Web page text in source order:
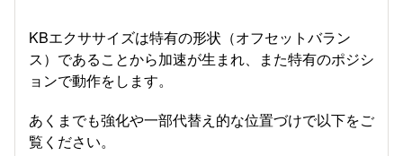
KBエクササイズは特有の形状（オフセットバラン
ス）であることから加速が生まれ、また特有のポジシ
ョンで動作をします。
あくまでも強化や一部代替え的な位置づけで以下をご
覧ください。